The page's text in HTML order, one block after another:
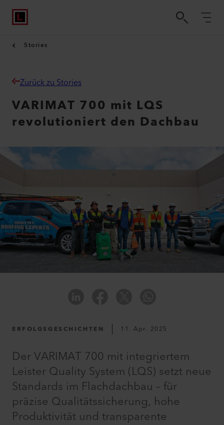
Stories
Zurück zu Stories
VARIMAT 700 mit LQS
revolutioniert den Dachbau
ERFOLGSGESCHICHTEN 11. Apr. 2025
Der VARIMAT 700 mit integriertem
Leister Quality System (LQS) setzt neue
Standards im Flachdachbau – für
präzise Qualitätssicherung, hohe
Produktivität und transparente